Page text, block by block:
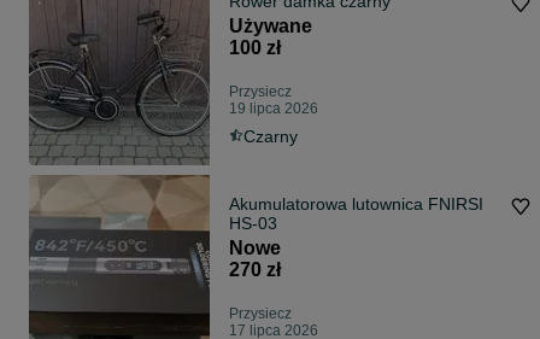
Używane
100 zł
Przysiecz
19 lipca 2026
Czarny
Akumulatorowa lutownica FNIRSI
HS-03
Nowe
270 zł
Przysiecz
17 lipca 2026